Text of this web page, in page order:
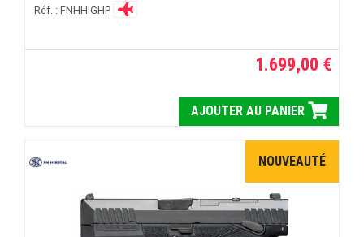
Réf. : FNHHIGHP
1.699,00 €
AJOUTER AU PANIER
NOUVEAUTÉ